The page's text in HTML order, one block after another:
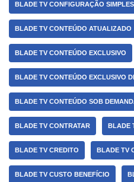
BLADE TV CONFIGURAÇÃO
BLADE TV CONTEÚDO ATUALIZADO
BLADE TV CONTEÚDO EXCLUSIVO
BLADE TV CONTEÚDO EXCLUSIVO
BLADE TV CONTEÚDO SOB
BLADE TV CONTRATAR BLADE
BLADE TV CREDITO BLADE TV
BLADE TV CUSTO BENEFÍCIO